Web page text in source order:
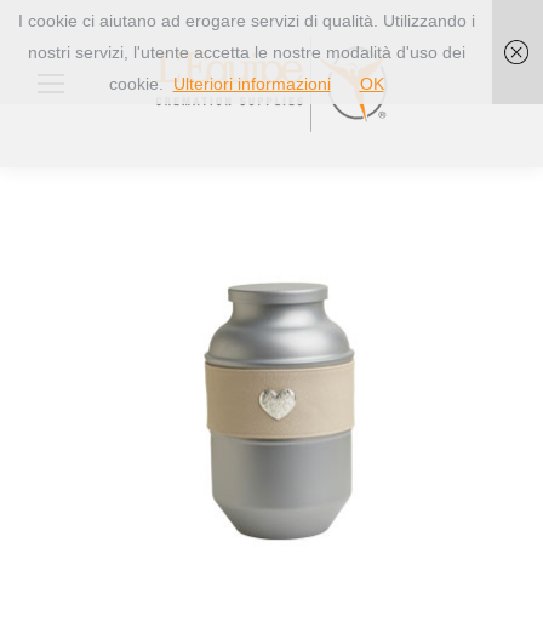
I cookie ci aiutano ad erogare servizi di qualità. Utilizzando i
nostri servizi, l'utente accetta le nostre modalità d'uso dei
cookie.
Ulteriori informazioni OK